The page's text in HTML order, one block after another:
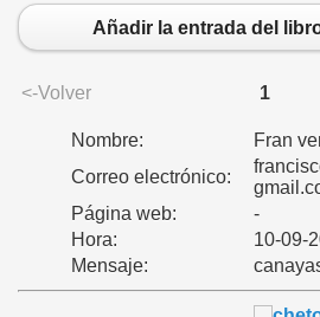
Añadir la entrada del
<-Volver 1
Nombre:
Fran
Correo electrónico:
Página web:
-
Hora:
10-09-
Mensaje: